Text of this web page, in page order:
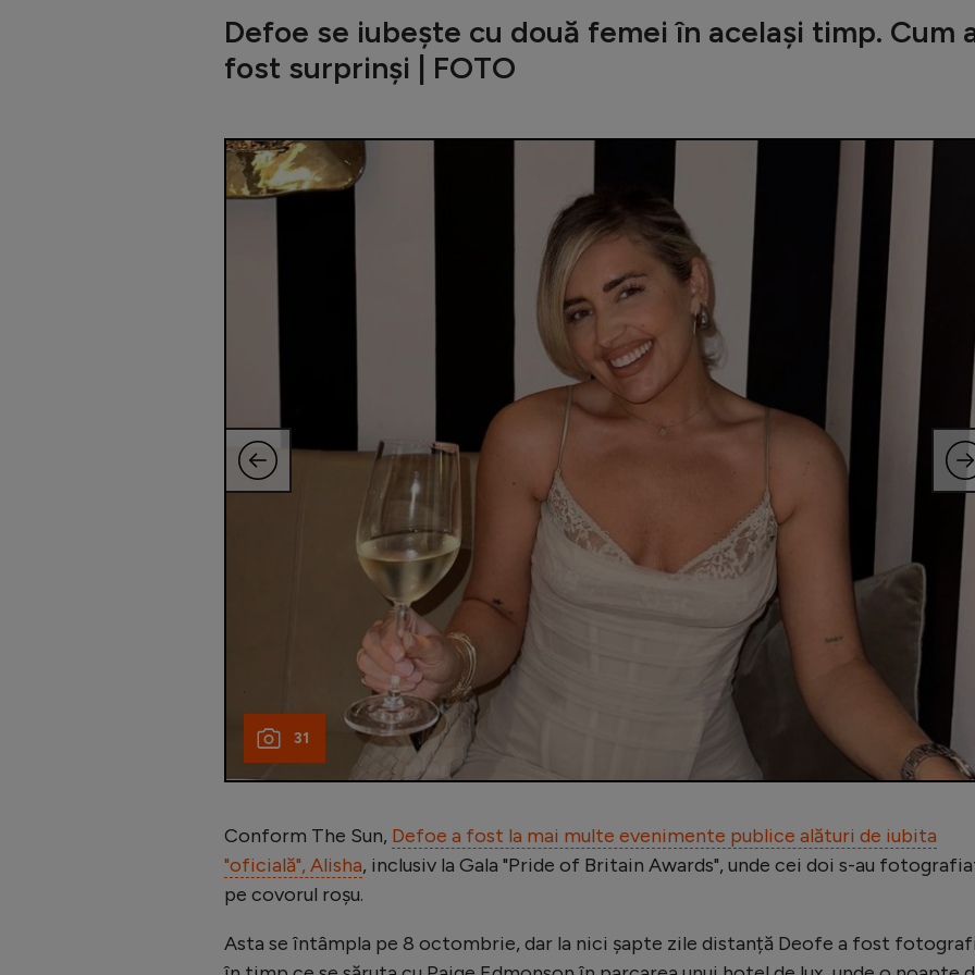
Defoe se iubește cu două femei în același timp. Cum
fost surprinși | FOTO
31
Conform The Sun, Defoe a fost la mai multe evenimente publice alături de iubita
"oficială", Alisha, inclusiv la Gala "Pride of Britain Awards", unde cei doi s-au
pe covorul roșu.
Asta se întâmpla pe 8 octombrie, dar la nici șapte zile distanță Deofe a fost